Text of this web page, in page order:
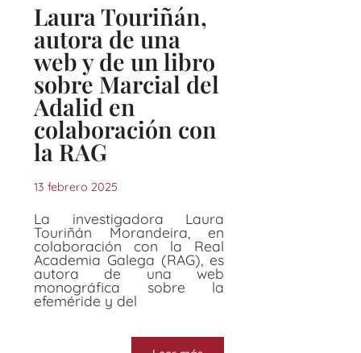
Laura Touriñán,
autora de una
web y de un libro
sobre Marcial del
Adalid en
colaboración con
la RAG
13 febrero 2025
La investigadora Laura
Touriñán Morandeira, en
colaboración con la Real
Academia Galega (RAG), es
autora de una web
monográfica sobre la
efeméride y del